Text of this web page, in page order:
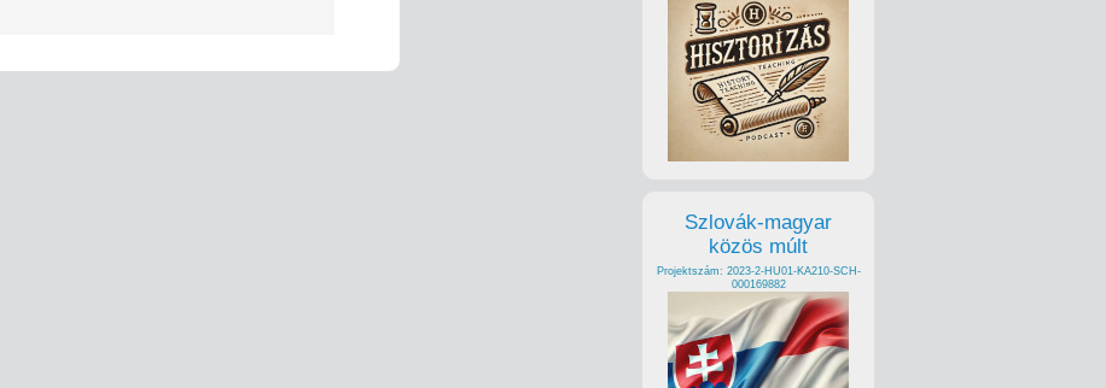
Szlovák-magyar
közös múlt
Projektszám: 2023-2-HU01-KA210-SCH-
000169882